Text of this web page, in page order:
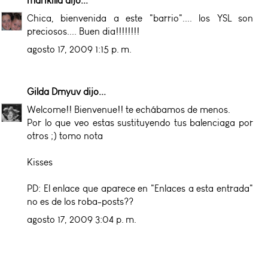
Chica, bienvenida a este "barrio".... los YSL son
preciosos.... Buen dia!!!!!!!!
agosto 17, 2009 1:15 p. m.
Gilda Dmyuvdijo...
Welcome!! Bienvenue!! te echábamos de menos.
Por lo que veo estas sustituyendo tus balenciaga por
otros ;) tomo nota
Kisses
PD: El enlace que aparece en "Enlaces a esta entrada"
no es de los roba-posts??
agosto 17, 2009 3:04 p. m.